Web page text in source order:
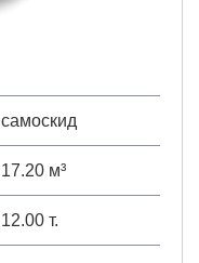
самоскид
17.20 м³
12.00 т.